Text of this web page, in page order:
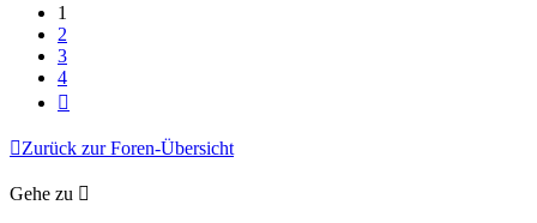
1
2
3
4
Zurück zur Foren-Übersicht
Gehe zu